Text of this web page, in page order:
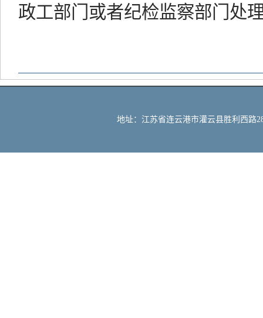
政工部门或者纪检监察部门处
地址：江苏省连云港市灌云县胜利西